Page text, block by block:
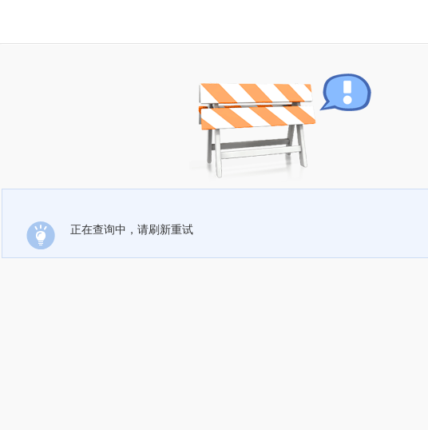
正在查询中，请刷新重试